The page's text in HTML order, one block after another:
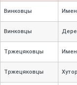
Винковцы
Винковцы
Тржецяковцы
Тржецяковцы Хутор